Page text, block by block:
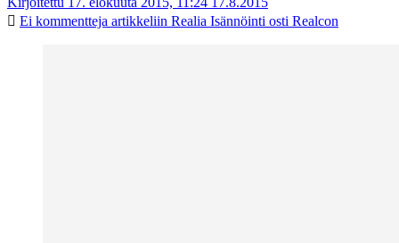
Ei kommentteja artikkeliin Realia Isännöinti osti Realcon